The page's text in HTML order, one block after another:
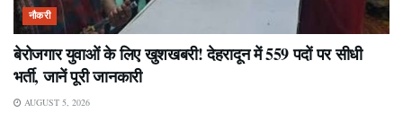
नौकरी
बेरोजगार युवाओं के लिए खुशखबरी! देहरादून में 559 पदों पर सीधी
भर्ती, जानें पूरी जानकारी
AUGUST 5, 2026